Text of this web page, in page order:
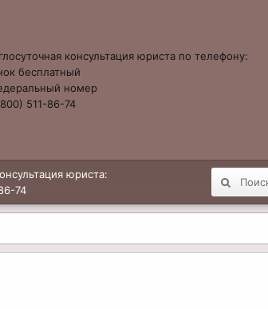
консультация юриста по телефону:
бесплатный
номер
511-86-74
юриста:
74